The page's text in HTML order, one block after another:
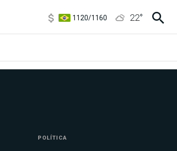
3,6/3,9
22°
POLÍTICA